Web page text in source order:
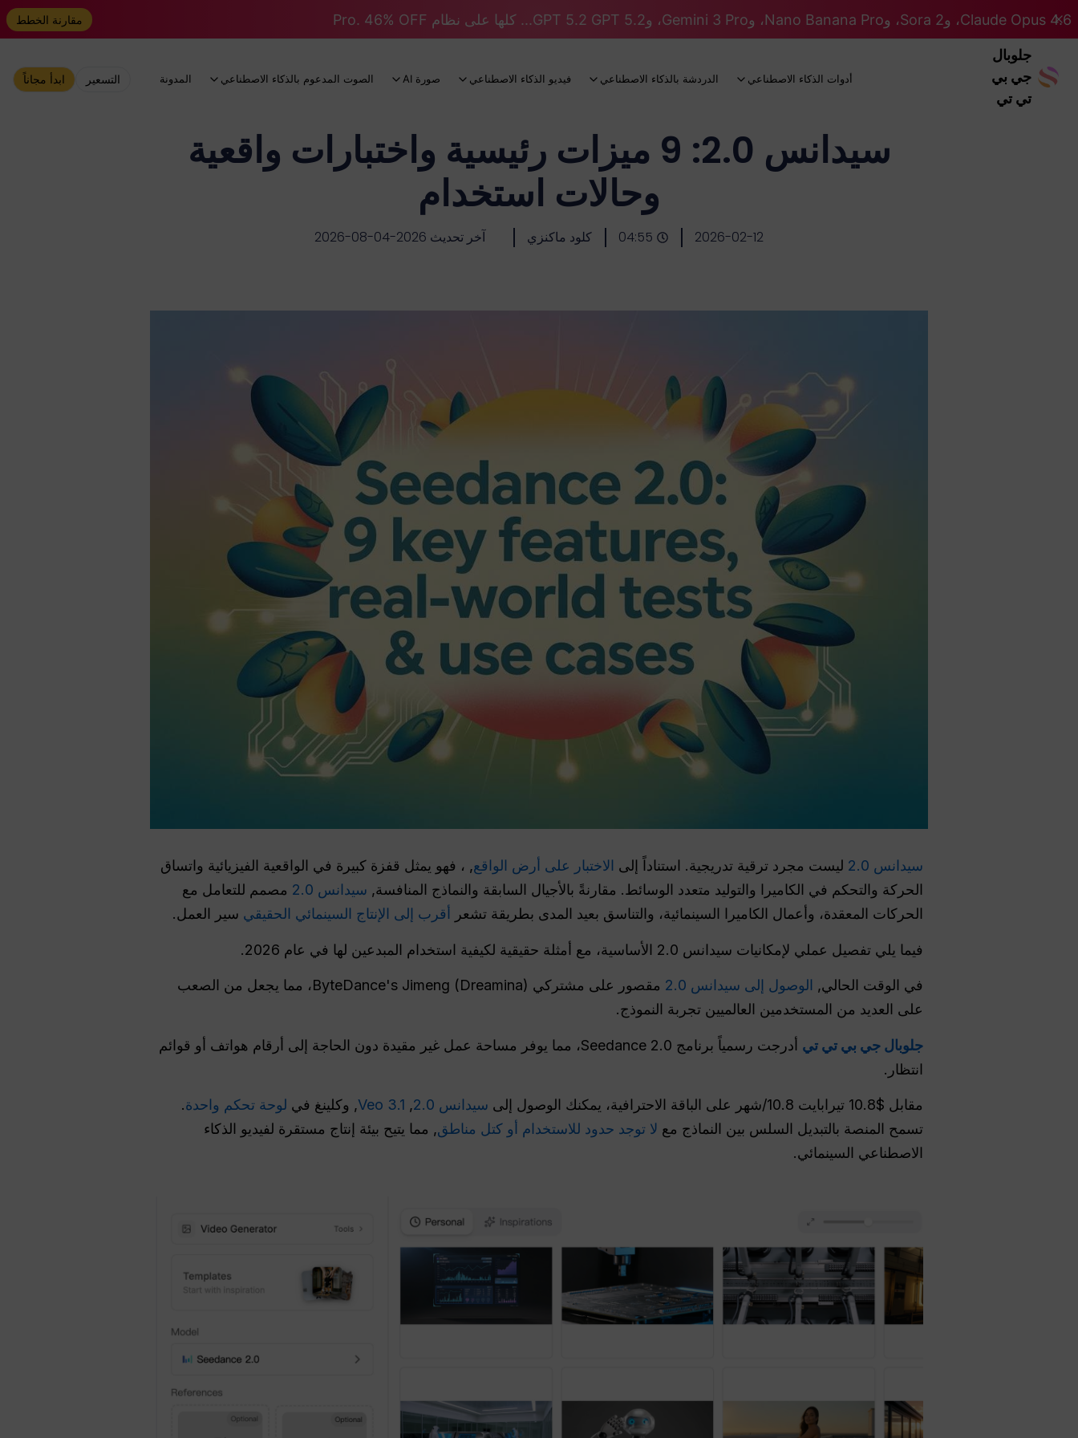
Claude Opus 4.6، وSora 2، وNano Banana Pro، وGemini 3 Pro، وGPT 5.2 GPT 5.2... كلها على نظام Pro. 46% OFF مقارنة الخطط
جلوبال
جي بي
تي تي
أدوات الذكاء الاصطناعي الدردشة بالذكاء الاصطناعي فيديو الذكاء الاصطناعي صورة AI الصوت المدعوم بالذكاء الاصطناعي المدونة التسعير ابدأ مجاناً
سيدانس 2.0: 9 ميزات رئيسية واختبارات واقعية
وحالات استخدام
2026-02-12
04:55 كلود ماكنزي آخر تحديث 2026-04-08-2026
سيدانس 2.0 ليست مجرد ترقية تدريجية. استناداً إلى الاختبار على أرض الواقع, ، فهو يمثل قفزة كبيرة في الواقعية الفيزيائية واتساق
الحركة والتحكم في الكاميرا والتوليد متعدد الوسائط. مقارنةً بالأجيال السابقة والنماذج المنافسة, سيدانس 2.0
مصمم للتعامل مع
الحركات المعقدة، وأعمال الكاميرا السينمائية، والتناسق بعيد المدى بطريقة تشعر أقرب إلى الإنتاج السينمائي الحقيقي سير العمل.
فيما يلي تفصيل عملي لإمكانيات سيدانس 2.0 الأساسية، مع أمثلة حقيقية لكيفية استخدام المبدعين لها في عام 2026.
في الوقت الحالي, الوصول إلى سيدانس 2.0
مقصور على مشتركي ByteDance's Jimeng (Dreamina)، مما يجعل من الصعب
على العديد من المستخدمين العالميين تجربة النموذج.
جلوبال جي بي تي تي
أدرجت رسمياً برنامج Seedance 2.0، مما يوفر مساحة عمل غير مقيدة دون الحاجة إلى أرقام هواتف أو قوائم
انتظار.
مقابل $10.8 تيرابايت 10.8/شهر على الباقة الاحترافية، يمكنك الوصول إلى سيدانس 2.0 ,
Veo 3.1, وكلينغ في لوحة تحكم واحدة.
تسمح المنصة بالتبديل السلس بين النماذج مع لا توجد حدود للاستخدام أو كتل مناطق, مما يتيح بيئة إنتاج مستقرة لفيديو الذكاء
الاصطناعي السينمائي.